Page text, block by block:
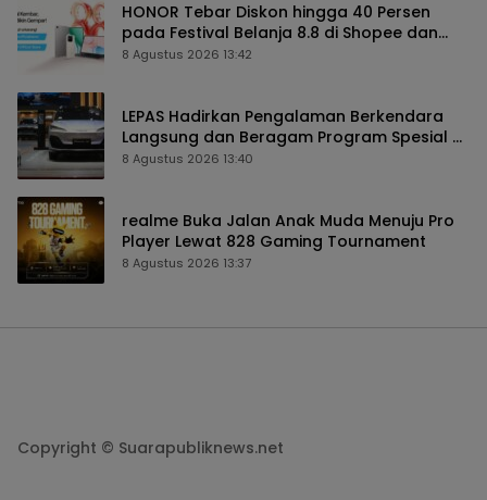
HONOR Tebar Diskon hingga 40 Persen
pada Festival Belanja 8.8 di Shopee dan
TikTok Shop
8 Agustus 2026 13:42
LEPAS Hadirkan Pengalaman Berkendara
Langsung dan Beragam Program Spesial di
GIIAS 2026
8 Agustus 2026 13:40
realme Buka Jalan Anak Muda Menuju Pro
Player Lewat 828 Gaming Tournament
8 Agustus 2026 13:37
Copyright © Suarapubliknews.net